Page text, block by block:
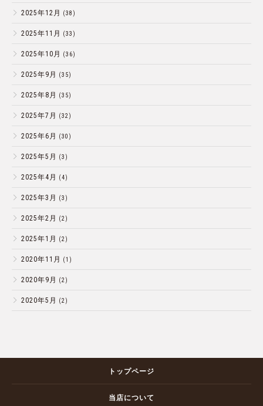
2025年12月 (38)
2025年11月 (33)
2025年10月 (36)
2025年9月 (35)
2025年8月 (35)
2025年7月 (32)
2025年6月 (30)
2025年5月 (3)
2025年4月 (4)
2025年3月 (3)
2025年2月 (2)
2025年1月 (2)
2020年11月 (1)
2020年9月 (2)
2020年5月 (2)
トップページ
当店について